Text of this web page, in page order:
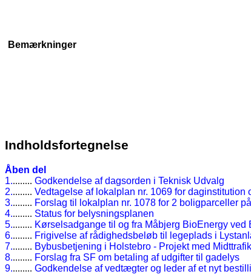
Bemærkninger
Indholdsfortegnelse
Åben del
1......... Godkendelse af dagsorden i Teknisk Udvalg
2......... Vedtagelse af lokalplan nr. 1069 for
3......... Forslag til lokalplan nr. 1078 for 2 boligparceller
4......... Status for belysningsplanen
5......... Kørselsadgange til og fra Måbjerg BioEnergy ved
6......... Frigivelse af rådighedsbeløb til legeplads i
7......... Bybusbetjening i Holstebro - Projekt med Midttrafik
8......... Forslag fra SF om betaling af udgifter til gadelys
9......... Godkendelse af vedtægter og leder af et nyt